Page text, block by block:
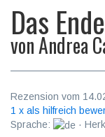
Das
vonAndrea
Rezension vom
1 x als hilfreich
Sprache:
·